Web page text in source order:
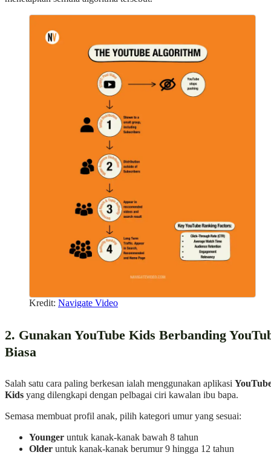
Kredit: Navigate Video
2. Gunakan YouTube Kids Berbanding
Biasa
Salah satu cara paling berkesan ialah menggunakan aplikasi
Kids yang dilengkapi dengan pelbagai ciri kawalan ibu bapa.
Semasa membuat profil anak, pilih kategori umur yang sesuai:
Younger untuk kanak-kanak bawah 8 tahun
Older untuk kanak-kanak berumur 9 hingga 12 tahun